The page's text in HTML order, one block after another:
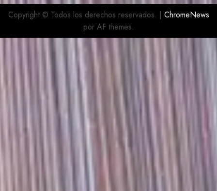
Copyright © Todos los derechos reservados. | ChromeNews
por AF themes.